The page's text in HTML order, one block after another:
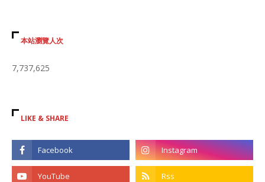
本站瀏覽人次
7,737,625
LIKE & SHARE